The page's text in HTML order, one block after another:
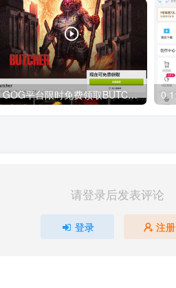
GOG平台限时免费领取BUTCHER（屠夫）
请登录后发表评论
登录 注册